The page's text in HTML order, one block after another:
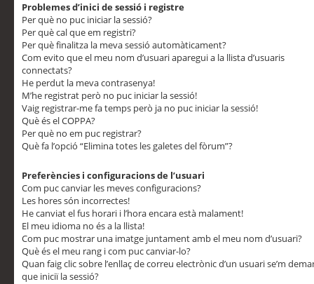
Problemes d’inici de sessió i registre
Per què no puc iniciar la sessió?
Per què cal que em registri?
Per què finalitza la meva sessió automàticament?
Com evito que el meu nom d’usuari aparegui a la llista d’usuaris
connectats?
He perdut la meva contrasenya!
M’he registrat però no puc iniciar la sessió!
Vaig registrar-me fa temps però ja no puc iniciar la sessió!
Què és el COPPA?
Per què no em puc registrar?
Què fa l’opció “Elimina totes les galetes del fòrum”?
Preferències i configuracions de l’usuari
Com puc canviar les meves configuracions?
Les hores són incorrectes!
He canviat el fus horari i l’hora encara està malament!
El meu idioma no és a la llista!
Com puc mostrar una imatge juntament amb el meu nom d’usuari?
Què és el meu rang i com puc canviar-lo?
Quan faig clic sobre l’enllaç de correu electrònic d’un usuari se’m
que iniciï la sessió?